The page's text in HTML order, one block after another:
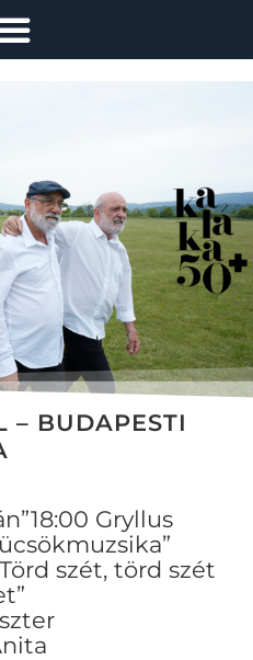
– BUDAPESTI
Gryllus
szét, törd szét